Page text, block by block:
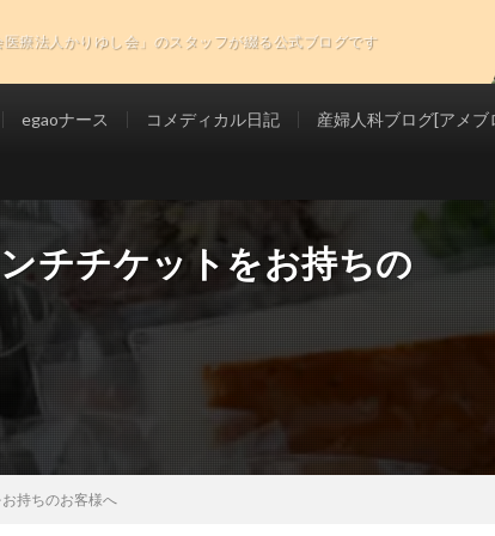
医療法人かりゆし会」のスタッフが綴る公式ブログです
egaoナース コメディカル日記 産婦人科ブログ[アメブ
チチケットをお持ちの
持ちのお客様へ